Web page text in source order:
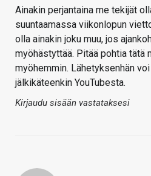
Ainakin perjantaina me tekijät
suuntaamassa viikonlopun
olla ainakin joku muu, jos
myöhästyttää. Pitää pohtia tätä
myöhemmin. Lähetyksenhän
jälkikäteenkin YouTubesta.
Kirjaudu sisään vastataksesi